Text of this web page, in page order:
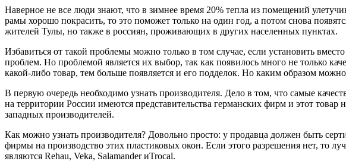
Наверное не все люди знают, что в зимнее время 20% тепла из помещений
рамы хорошо покрасить, то это поможет только на один год, а потом снова
жителей Тулы, но также в россиян, проживающих в других населенных пунктах.
Избавиться от такой проблемы можно только в том случае, если установить
проблем. Но проблемой является их выбор, так как появилось много не только
какой-либо товар, тем больше появляется и его подделок. Но каким образом
В первую очередь необходимо узнать производителя. Дело в том, что самые
на территории России имеются представительства германских фирм и этот
западных производителей.
Как можно узнать производителя? Довольно просто: у продавца должен быть
фирмы на производство этих пластиковых окон. Если этого разрешения нет,
являются Rehau, Veka, Salamаnder иTrocal.